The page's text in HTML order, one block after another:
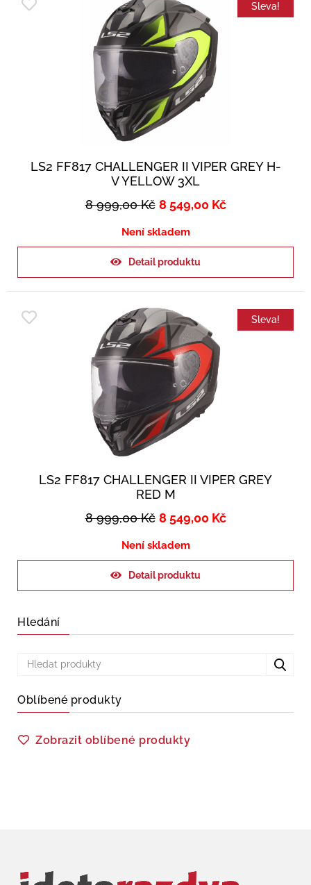
Sleva!
LS2 FF817 CHALLENGER II VIPER GREY H-
V YELLOW 3XL
8 999,00Kč 8 549,00 Kč
Není skladem
Detail produktu
Sleva!
LS2 FF817 CHALLENGER II VIPER GREY
RED M
8 999,00Kč 8 549,00 Kč
Není skladem
Detail produktu
Hledání
Oblíbené produkty
Zobrazit oblíbené produkty